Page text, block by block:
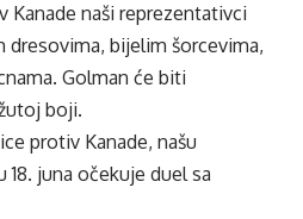
Kanade naši reprezentativci
dresovima, bijelim šorcevima,
Golman će biti
boji.
protiv Kanade, našu
18. juna očekuje duel sa